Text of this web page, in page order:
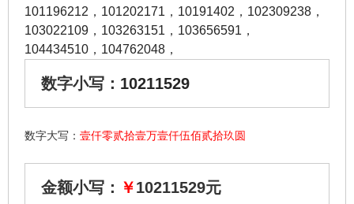
101196212 ， 101202171 ， 10191402 ， 102309238 ，
103022109 ， 103263151 ， 103656591 ，
104434510 ， 104762048 ，
数字小写： 10211529
数字大写： 壹仟零贰拾壹万壹仟伍佰贰拾玖圆
金额小写： ￥10211529元